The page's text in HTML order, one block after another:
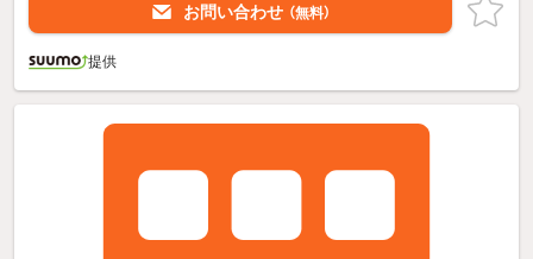
お問い合わせ （無料）
提供